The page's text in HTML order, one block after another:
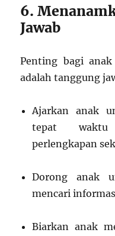
6.
Jawab
Penting bagi
adalah tanggung
Ajarkan anak
tepat waktu
perlengkapan
Dorong anak
mencari
Biarkan anak